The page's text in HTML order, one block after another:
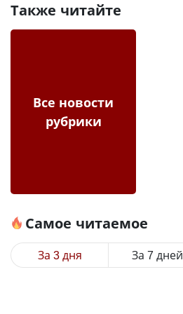
Также читайте
Все новости
рубрики
Самое читаемое
За 3 дня За 7 дней